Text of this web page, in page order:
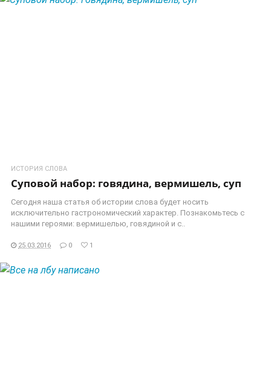
ЧИТАТЬ ДАЛЕЕ
ИСТОРИЯ СЛОВА
Суповой набор: говядина, вермишель, суп
Сегодня наша статья об истории слова будет носить
исключительно гастрономический характер. Познакомьтесь с
нашими героями: вермишелью, говядиной и с..
25.03.2016 0 1